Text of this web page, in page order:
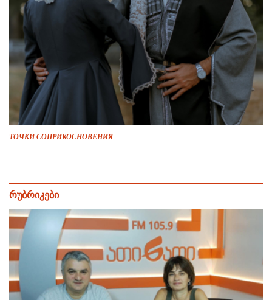
ТОЧКИ СОПРИКОСНОВЕНИЯ
რუბრიკები